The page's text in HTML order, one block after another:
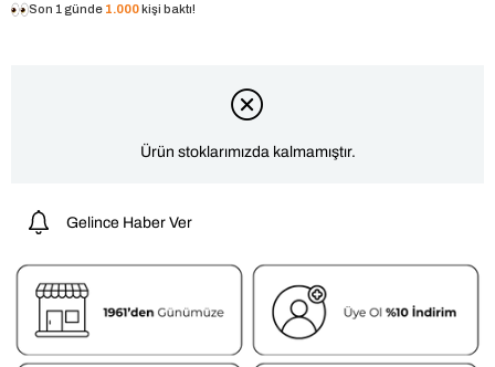
Son 1 günde 1.000kişi baktı!
Ürün stoklarımızda kalmamıştır.
Gelince Haber Ver